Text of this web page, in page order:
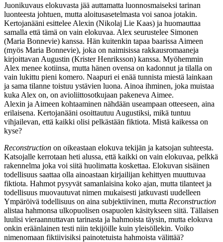
Juonikuvaus elokuvasta jää auttamatta luonnosmaiseksi tarinan
luonteesta johtuen, mutta aloitusasetelmasta voi sanoa jotakin.
Kertojanääni esittelee Alexin (Nikolaj Lie Kaas) ja huomauttaa
samalla että tämä on vain elokuvaa. Alex seurustelee Simonen
(Maria Bonnevie) kanssa. Hän kuitenkin tapaa baarissa Aimeen
(myös Maria Bonnevie), joka on naimisissa rakkausromaaneja
kirjoittavan Augustin (Krister Henriksson) kanssa. Myöhemmin
Alex menee kotiinsa, mutta hänen ovensa on kadonnut ja tilalla on
vain lukittu pieni komero. Naapuri ei enää tunnista miestä lainkaan
ja sama tilanne toistuu ystävien luona. Ainoa ihminen, joka muistaa
kuka Alex on, on avioliittosotkujaan pakeneva Aimee.
Alexin ja Aimeen kohtaaminen nähdään useampaan otteeseen, aina
erilaisena. Kertojanääni osoittautuu Augustiksi, mikä tuntuu
vihjailevan, että kaikki olisi pelkästään fiktiota. Mistä kaikessa on
kyse?
Reconstruction on oikeastaan elokuva tekijän ja katsojan suhteesta.
Katsojalle kerrotaan heti alussa, että kaikki on vain elokuvaa, pelkkä
rakennelma joka voi siitä huolimatta koskettaa. Elokuvan sisäinen
todellisuus saattaa olla ainoastaan kirjailijan kehittyen muuttuvaa
fiktiota. Hahmot pysyvät samanlaisina koko ajan, mutta tilanteet ja
todellisuus muovautuvat nimen mukaisesti jatkuvasti uudelleen
Ympäröivä todellisuus on aina subjektiivinen, mutta Reconstruction
alistaa hahmonsa ulkopuolisen osapuolen käsitykseen siitä. Tällaisen
luulisi vieraannuttavan tarinasta ja hahmoista täysin, mutta elokuva
onkin eräänlainen testi niin tekijöille kuin yleisöllekin. Voiko
nimenomaan fiktiivisiksi painotetuista hahmoista välittää?